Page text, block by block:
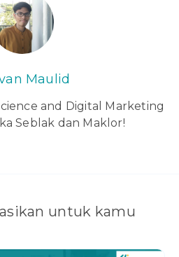
Maulid
and Digital Marketing
Seblak dan Maklor!
untuk kamu